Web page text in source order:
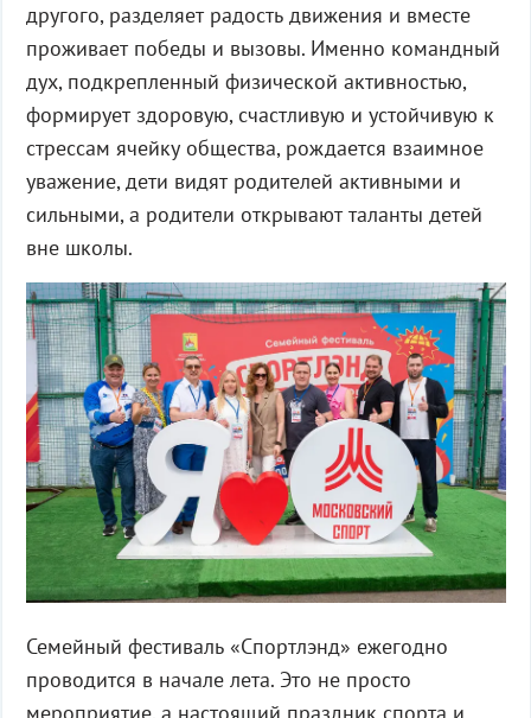
другого, разделяет радость движения и вместе
проживает победы и вызовы. Именно командный
дух, подкрепленный физической активностью,
формирует здоровую, счастливую и устойчивую к
стрессам ячейку общества, рождается взаимное
уважение, дети видят родителей активными и
сильными, а родители открывают таланты детей
вне школы.
Семейный фестиваль «Спортлэнд» ежегодно
проводится в начале лета. Это не просто